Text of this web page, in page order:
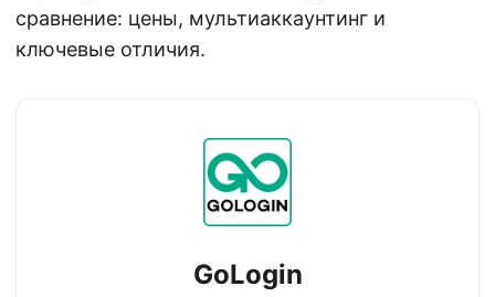
сравнение: цены, мультиаккаунтинг и
ключевые отличия.
GoLogin